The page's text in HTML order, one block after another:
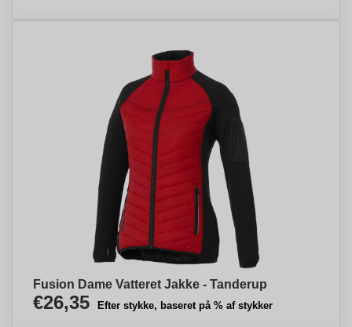
Fusion Dame Vatteret Jakke - Tanderup
€26,35 Efter stykke, baseret på % af stykker